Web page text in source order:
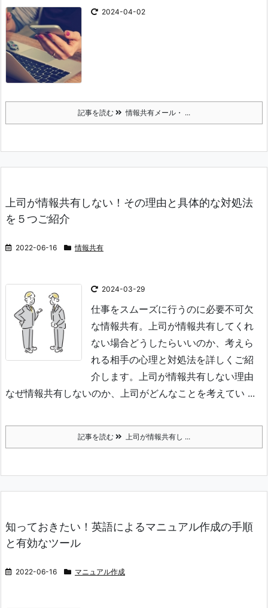
2024-04-02
記事を読む 情報共有メール・ ...
上司が情報共有しない！その理由と具体的な対処法
を５つご紹介
2022-06-16 情報共有
2024-03-29
仕事をスムーズに行うのに必要不可欠
な情報共有。上司が情報共有してくれ
ない場合どうしたらいいのか、考えら
れる相手の心理と対処法を詳しくご紹
介します。 上司が情報共有しない理由
なぜ情報共有しないのか、上司がどんなことを考えてい ...
記事を読む 上司が情報共有し ...
知っておきたい！英語によるマニュアル作成の手順
と有効なツール
2022-06-16 マニュアル作成